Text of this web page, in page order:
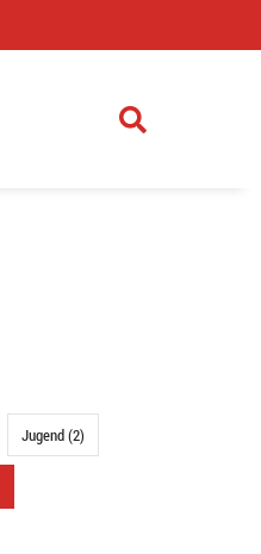
Jugend (2)